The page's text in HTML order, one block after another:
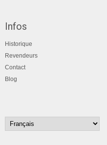
Infos
Historique
Revendeurs
Contact
Blog